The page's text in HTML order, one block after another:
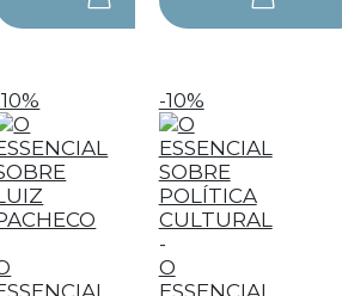
-10%
-
O
ESSENCIAL